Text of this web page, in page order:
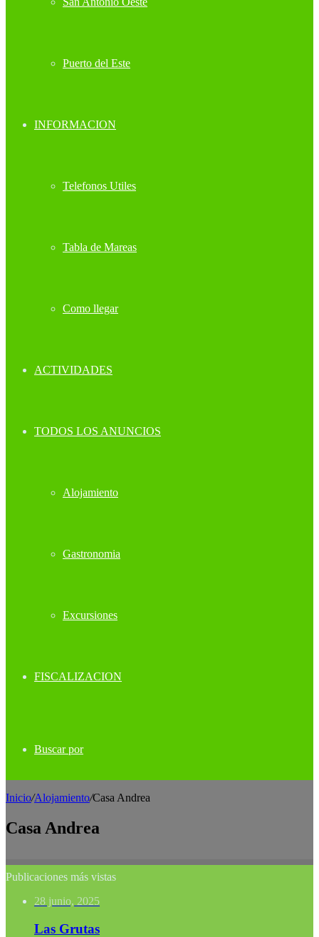
Puerto del Este
INFORMACION
Telefonos Utiles
Tabla de Mareas
Como llegar
ACTIVIDADES
TODOS LOS ANUNCIOS
Alojamiento
Gastronomia
Excursiones
FISCALIZACION
Buscar por
Inicio/Alojamiento/Casa Andrea
Casa Andrea
Publicaciones más vistas
28 junio, 2025
Las Grutas